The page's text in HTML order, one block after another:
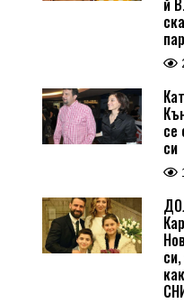
й
се
си